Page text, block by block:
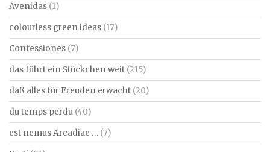
Avenidas (1)
colourless green ideas (17)
Confessiones (7)
das führt ein Stückchen weit (215)
daß alles für Freuden erwacht (20)
du temps perdu (40)
est nemus Arcadiae … (7)